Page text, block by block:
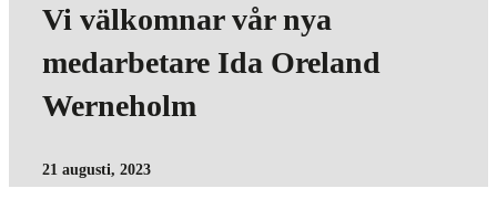
Vi välkomnar vår nya
medarbetare Ida Oreland
Werneholm
21 augusti, 2023